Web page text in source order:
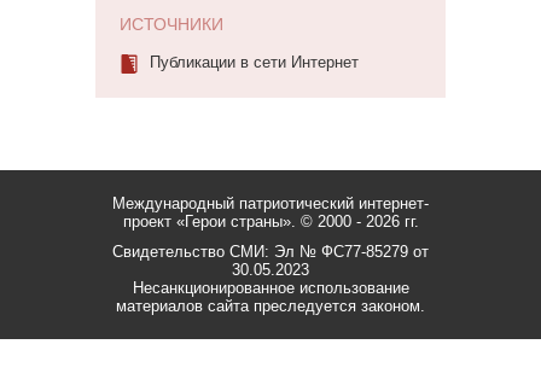
ИСТОЧНИКИ
Публикации в сети Интернет
Международный патриотический интернет-
проект «Герои страны». © 2000 - 2026 гг.
Свидетельство СМИ: Эл № ФС77-85279 от
30.05.2023
Несанкционированное использование
материалов сайта преследуется законом.